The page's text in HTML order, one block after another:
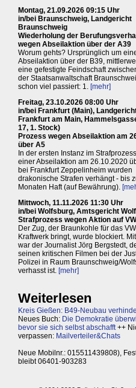
Montag, 21.09.2026 09:15 Uhr
in/bei Braunschweig, Landgericht
Braunschweig
Wiederholung der
wegen Abseilaktion über der A39
Worum gehts? Ursprünglich um
Abseilaktion über der B39,
eine gefestigte Feindschaft
der Staatsanwaltschaft
schon viel passiert: 1. [mehr]
Freitag, 23.10.2026 08:00 Uhr
in/bei Frankfurt (Main),
Frankfurt am Main,
17, 1. Stock)
Prozess wegen Abseilaktion am
über A5
In der ersten Instanz im
einer Abseilaktion am 26.10.2020
bei Frankfurt Zeppelinheim wurden
drakonische Strafen verhängt - bis
Monaten Haft (auf Bewährung).
Mittwoch, 11.11.2026 11:30 Uhr
in/bei Wolfsburg, Amtsgericht
Strafprozess wegen Aktion auf
Der Zug, der Braunkohle für das
Kraftwerk bringt, wurde blockiert.
war der Journalist Jörg Bergstedt,
seinen kritischen Filmen bei der
Polizei in Raum Braunschweig/
verhasst ist. [mehr]
Weiterlesen
Kreis Gießen: B49-Neubau
Neues Buch: Die Demokratie
bevor sie sich selbst abschafft++
verpassen: Mailverteiler&Chats
Neue Mobilnr.: 015511439808),
bleibt 06401-903283